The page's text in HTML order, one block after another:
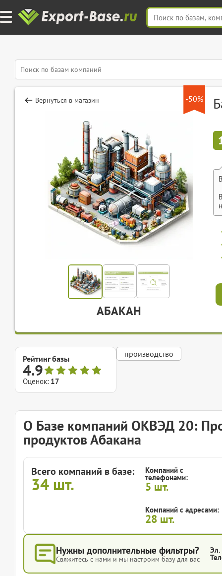
-50%
Вернуться в магазин
АБАКАН
Рейтинг базы
4.9
Оценок: 17
производство
О Базе компаний ОКВЭД 20:
продуктов Абакана
Всего компаний в базе:
34 шт.
Компаний с
телефонами:
5 шт.
Компаний с адресами:
28 шт.
Нужны дополнительные фильтры?
Свяжитесь с нами и мы настроим базу для вас
Эл.